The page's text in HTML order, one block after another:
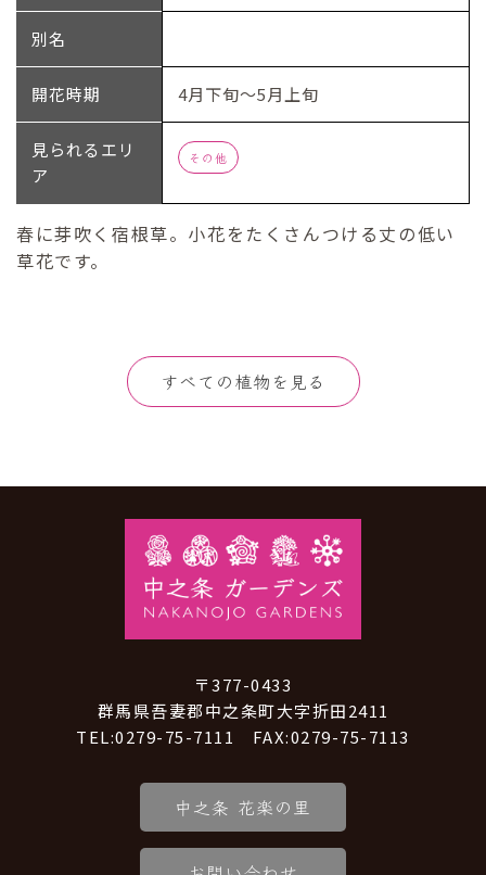
別名
開花時期 4月下旬～5月上旬
見られるエリ
ア
その他
春に芽吹く宿根草。小花をたくさんつける丈の低い
草花です。
すべての植物を見る
〒377-0433
群馬県吾妻郡中之条町大字折田2411
TEL:0279-75-7111 FAX:0279-75-7113
中之条 花楽の里